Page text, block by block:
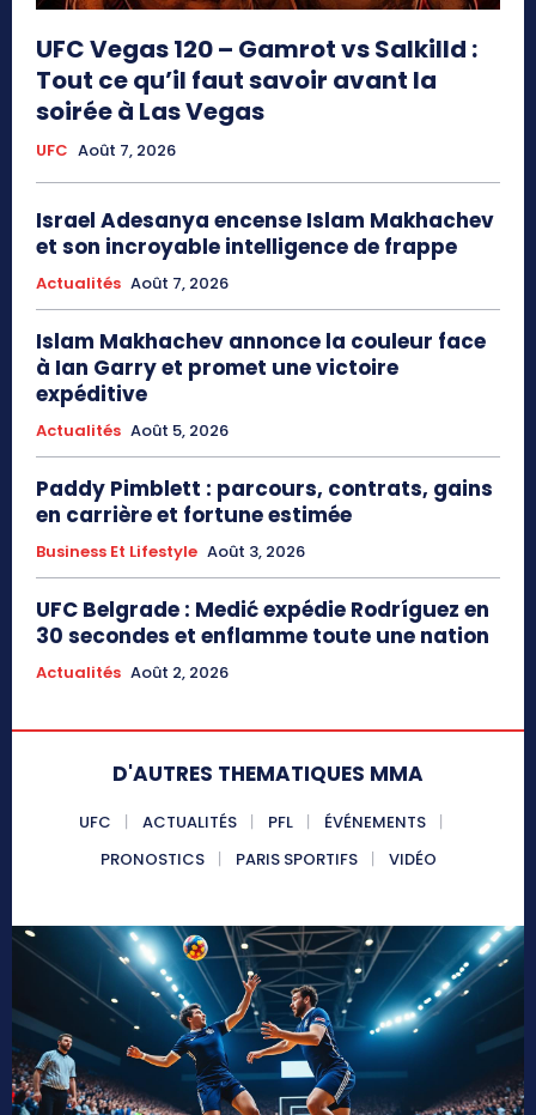
UFC Vegas 120 – Gamrot vs Salkilld :
Tout ce qu’il faut savoir avant la
soirée à Las Vegas
UFC Août 7, 2026
Israel Adesanya encense Islam Makhachev
et son incroyable intelligence de frappe
Actualités Août 7, 2026
Islam Makhachev annonce la couleur face
à Ian Garry et promet une victoire
expéditive
Actualités Août 5, 2026
Paddy Pimblett : parcours, contrats, gains
en carrière et fortune estimée
Business Et Lifestyle Août 3, 2026
UFC Belgrade : Medić expédie Rodríguez en
30 secondes et enflamme toute une nation
Actualités Août 2, 2026
D'AUTRES THEMATIQUES MMA
UFC ACTUALITÉS PFL
ÉVÉNEMENTS
PRONOSTICS
PARIS SPORTIFS VIDÉO